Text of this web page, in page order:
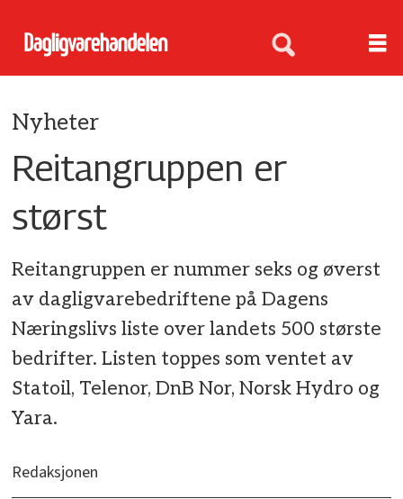
Nyheter
Reitangruppen er
størst
Reitangruppen er nummer seks og øverst
av dagligvarebedriftene på Dagens
Næringslivs liste over landets 500 største
bedrifter. Listen toppes som ventet av
Statoil, Telenor, DnB Nor, Norsk Hydro og
Yara.
Redaksjonen